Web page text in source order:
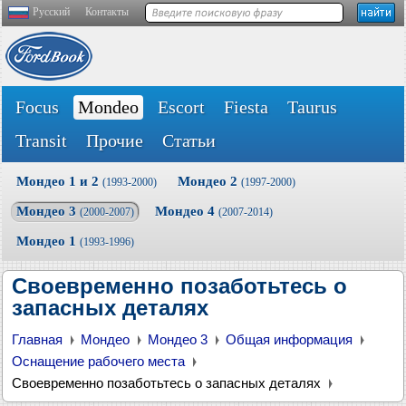
Русский Контакты
Focus Mondeo Escort Fiesta
Taurus
Transit
Прочие Статьи
Мондео 1 и 2 (1993-2000) Мондео 2 (1997-2000)
Мондео 3 (2000-2007) Мондео 4 (2007-2014)
Мондео 1 (1993-1996)
Своевременно позаботьтесь о
запасных деталях
Главная Мондео Мондео 3
Общая информация
Оснащение рабочего места
Своевременно позаботьтесь о запасных деталях